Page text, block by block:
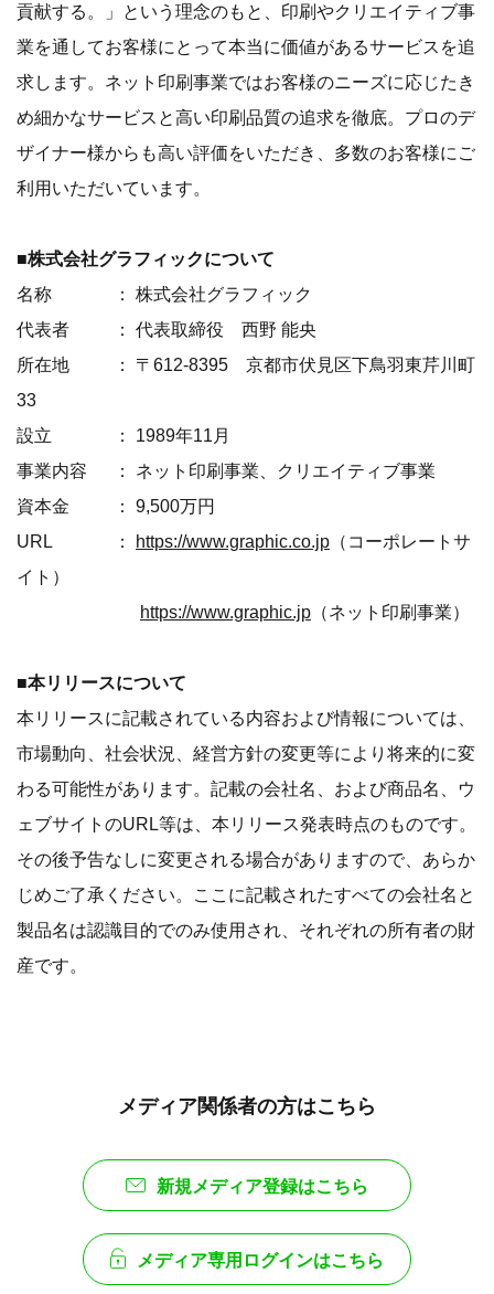
貢献する。」という理念のもと、印刷やクリエイティブ事
業を通してお客様にとって本当に価値があるサービスを追
求します。ネット印刷事業ではお客様のニーズに応じたき
め細かなサービスと高い印刷品質の追求を徹底。プロのデ
ザイナー様からも高い評価をいただき、多数のお客様にご
利用いただいています。
■株式会社グラフィックについて
名称 ： 株式会社グラフィック
代表者 ： 代表取締役 西野 能央
所在地 ： 〒612-8395 京都市伏見区下鳥羽東芹川町
33
設立 ： 1989年11月
事業内容 ： ネット印刷事業、クリエイティブ事業
資本金 ： 9,500万円
URL ：
https://www.graphic.co.jp （コーポレートサ
イト）
https://www.graphic.jp （ネット印刷事業）
■本リリースについて
本リリースに記載されている内容お​​よび情報については、​​
市場動向、社会状況、経営方針の変更等により将来的に変
わる可能性があります。記載の会社名、および商品名、ウ
ェブサイトのURL等は、​本リリース発表時点のものです。
その後予告なしに変更される場合がありますので、あらか
じめご了承ください。​​ここに記載されたすべての会社名と
製品名は認識目的でのみ使用され、それぞれの所有者の財
産です。
メディア関係者の方はこちら
新規メディア登録はこちら
メディア専用ログインはこちら